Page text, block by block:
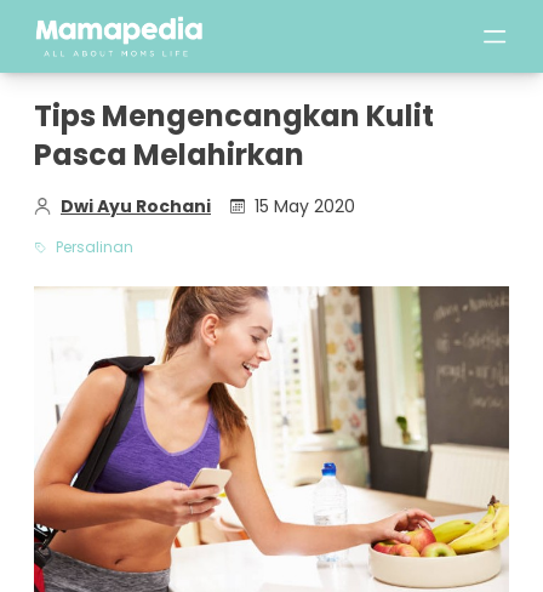
Tips Mengencangkan Kulit
Pasca Melahirkan
Dwi Ayu Rochani 15 May 2020
Persalinan